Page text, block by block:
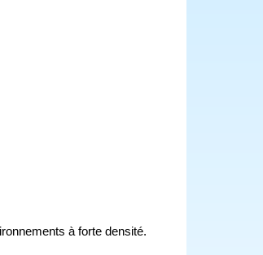
à forte densité.